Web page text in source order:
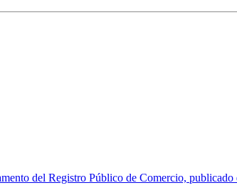
del Registro Público de Comercio,